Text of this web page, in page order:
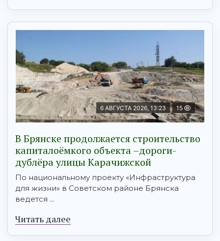
6 АВГУСТА 2026, 13:23 15
В Брянске продолжается строительство
капиталоёмкого объекта –дороги-
дублёра улицы Карачижской
По национальному проекту «Инфраструктура
для жизни» в Советском районе Брянска
ведется ...
Читать далее